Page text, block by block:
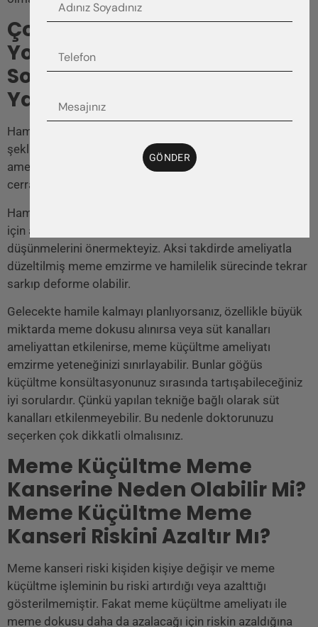
Çocuk Yapmadan Önce Mi,
Yoksa Çocuk Yaptıktan
Sonra Mı Meme Küçültme
Yaptırmayı Mı Önerirsiniz?
Hamilelik sırasında ve sonrasında göğüslerin boyutu ve
şekli sıklıkla değişir, bu nedenle göğüs küçültme
ameliyatından sonra hamile kalma olasılığı konusunda
cerrahınızla konuşmanız faydalı olacaktır.
Hamilelik planlayan hastalarda meme boyutu değişeceği
için ameliyatı hamilelik ve emzirme sonrasında
düşünmelerini önermekteyiz. Aksi takdirde ameliyatla
düzeltilmiş meme emzirme ve hamilelik sürecinde tekrar
sarkıp deforme olabilir.
Gelecekte hamile kalmayı planlıyorsanız, özellikle büyük
miktarda meme dokusu alınırsa veya süt kanalları
ameliyattan etkilenirse, meme küçültme ameliyatı
emzirme yeteneğinizi sınırlayabilir. Bunlar göğüs
küçültme konsültasyonunuz sırasında tartışabileceğiniz
iyi sorulardır. Çünkü yapılan tekniğe bağlı olarak süt
kanalları etkilenmeyebilir. Bu nedenle doktorunuzu
seçerken çok dikkatli olmalısınız.
Meme Küçültme Meme
Kanserine Neden Olabilir Mi?
Meme Küçültme Meme
Kanseri Riskini Azaltır Mı?
Meme kanseri riski kişiden kişiye değişir ve meme
küçültme işleminin bu riski artırdığı veya azalttığı
gösterilmemiştir. Fakat meme küçültme ameliyatı ile
meme dokusu daha da azalacağı için riskin azaldığına
GÖNDER